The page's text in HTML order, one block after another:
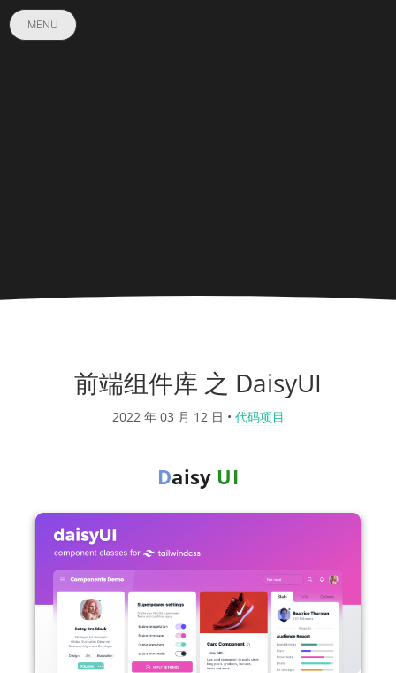
MENU
前端组件库 之 DaisyUI
2022 年 03 月 12 日 • 代码项目
Daisy UI